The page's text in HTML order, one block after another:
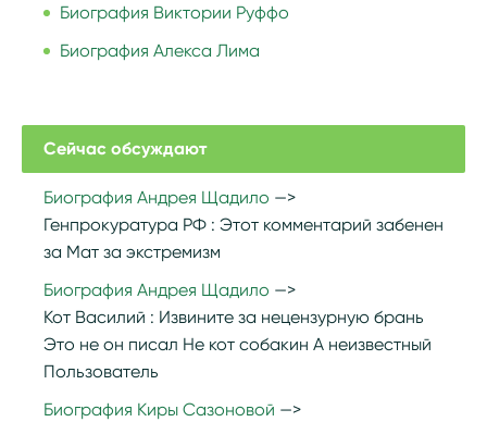
Биография Виктории Руффо
Биография Алекса Лима
Сейчас обсуждают
Биография Андрея Щадило
Генпрокуратура РФ : Этот комментарий забенен
за Мат за экстремизм
Биография Андрея Щадило
Кот Василий : Извините за нецензурную брань
Это не он писал Не кот собакин А неизвестный
Пользователь
Биография Киры Сазоновой